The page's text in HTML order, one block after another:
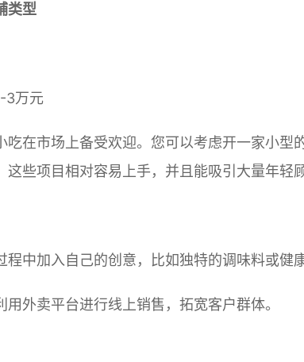
类型
3万元
吃在市场上备受欢迎。您可以考虑开一家小型
这些项目相对容易上手，并且能吸引大量年轻顾
程中加入自己的创意，比如独特的调味料或健
用外卖平台进行线上销售，拓宽客户群体。